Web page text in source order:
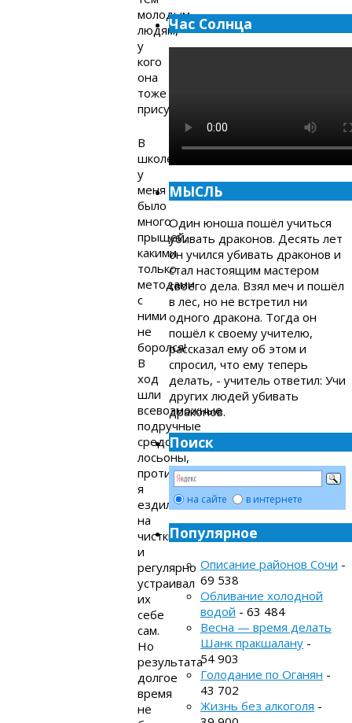
молодым
людям,
у
кого
она
тоже
присутствует.
В
школе
у
меня
было
много
прыщей,
какими
только
методами
с
ними
не
боролся!
В
ход
шли
всевозможные
подручные
средства,
лосьоны,
протирки,
я
ездил
на
чистки
и
регулярно
устраивал
их
себе
сам.
Но
результата
долгое
время
не
Час Солнца
МЫСЛЬ
Один юноша пошёл учиться
убивать драконов. Десять лет
он учился убивать драконов и
стал настоящим мастером
своего дела. Взял меч и пошёл
в лес, но не встретил ни
одного дракона. Тогда он
пошёл к своему учителю,
рассказал ему об этом и
спросил, что ему теперь
делать, - учитель ответил: Учи
других людей убивать
драконов.
Поиск
на сайте в интернете
Популярное
Описание районов Сочи -
69 538
Обливание холодной
водой - 63 484
Весна — время делать
Шанк пракшалану -
54 903
Голодание по Оганян -
43 702
Жизнь без алкоголя -